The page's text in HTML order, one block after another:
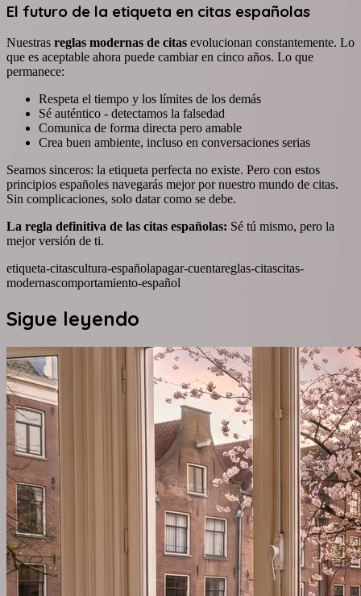
El futuro de la etiqueta en citas españolas
Nuestras reglas modernas de citas evolucionan constantemente. Lo
que es aceptable ahora puede cambiar en cinco años. Lo que
permanece:
Respeta el tiempo y los límites de los demás
Sé auténtico - detectamos la falsedad
Comunica de forma directa pero amable
Crea buen ambiente, incluso en conversaciones serias
Seamos sinceros: la etiqueta perfecta no existe. Pero con estos
principios españoles navegarás mejor por nuestro mundo de citas.
Sin complicaciones, solo datar como se debe.
La regla definitiva de las citas españolas: Sé tú mismo, pero la
mejor versión de ti.
etiqueta-citascultura-españolapagar-cuentareglas-citascitas-
modernascomportamiento-español
Sigue leyendo